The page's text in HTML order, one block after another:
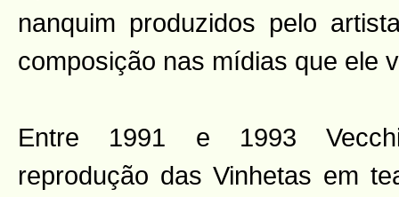
nanquim produzidos pelo
composição nas mídias que ele
Entre 1991 e 1993
reprodução das Vinhetas em